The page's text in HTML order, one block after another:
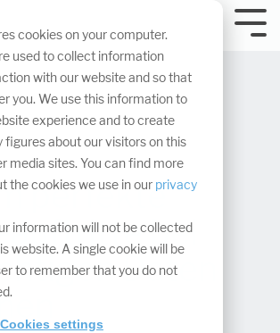
cookies on your computer.
used to collect information
with our website and so that
you. We use this information to
experience and to create
figures about our visitors on this
media sites. You can find more
the cookies we use in our privacy
information will not be collected
website. A single cookie will be
to remember that you do not
Cookies settings
perfekte
bei
Daten